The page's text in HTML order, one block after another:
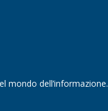
mondo dell’informazione.